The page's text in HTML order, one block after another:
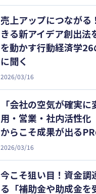
売上アップにつながる
きる新アイデア創出法
を動かす行動経済学
に聞く
2026/03/16
「会社の空気が確実
用・営業・社内活性化
からこそ成果が出るPR
2026/03/16
今こそ狙い目！資金調
る「補助金や助成金を